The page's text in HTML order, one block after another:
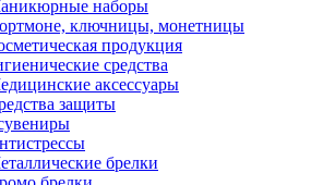
наборы
ключницы, монетницы
продукция
средства
аксессуары
защиты
брелки